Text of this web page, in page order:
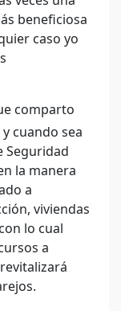
beneficiosa
caso yo
comparto
cuando sea
Seguridad
la manera
a
viviendas
lo cual
a